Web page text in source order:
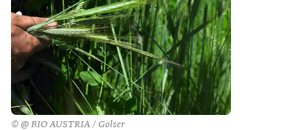
© @ BIO AUSTRIA / Golser